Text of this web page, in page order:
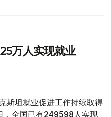
万人实现就业
斯坦就业促进工作持续取得
，全国已有249598人实现